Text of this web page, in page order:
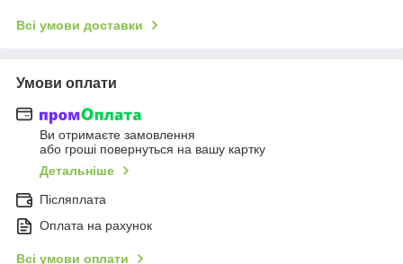
Всі умови доставки
Умови оплати
Ви отримаєте замовлення
або гроші повернуться на вашу картку
Детальніше
Післяплата
Оплата на рахунок
Всі умови оплати